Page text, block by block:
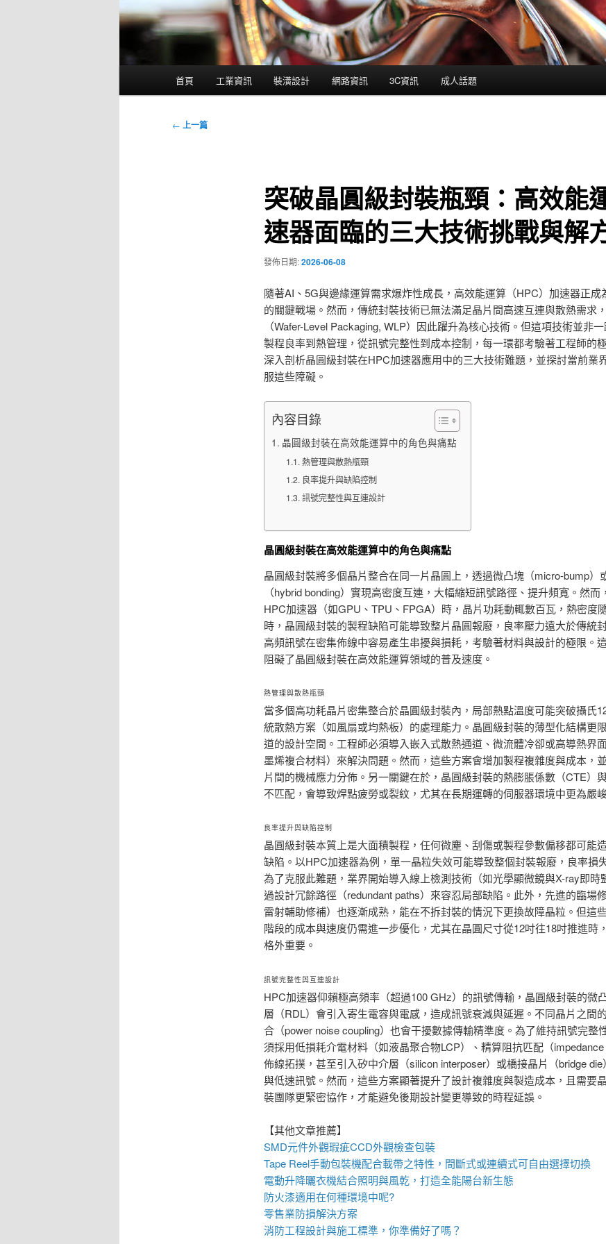
首頁 工業資訊 裝潢設計 網路資訊 3C資訊 成人話題
文
← 上一篇
突破晶圓級封裝瓶頸：高效能
速器面臨的三大技術挑戰與解
發佈日期:2026-06-08
隨著AI、5G與邊緣運算需求爆炸性成長，高效能運算（HPC）加速器正成
的關鍵戰場。然而，傳統封裝技術已無法滿足晶片間高速互連與散熱需求
（Wafer-Level Packaging, WLP）因此躍升為核心技術。但這項技術並
製程良率到熱管理，從訊號完整性到成本控制，每一環都考驗著工程師的
深入剖析晶圓級封裝在HPC加速器應用中的三大技術難題，並探討當前業
服這些障礙。
內容目錄
晶圓級封裝在高效能運算中的角色與痛點
熱管理與散熱瓶頸
良率提升與缺陷控制
訊號完整性與互連設計
晶圓級封裝在高效能運算中的角色與痛點
晶圓級封裝將多個晶片整合在同一片晶圓上，透過微凸塊（micro-bump）
（hybrid bonding）實現高密度互連，大幅縮短訊號路徑、提升頻寬。然而
HPC加速器（如GPU、TPU、FPGA）時，晶片功耗動輒數百瓦，熱密度
時，晶圓級封裝的製程缺陷可能導致整片晶圓報廢，良率壓力遠大於傳統
高頻訊號在密集佈線中容易產生串擾與損耗，考驗著材料與設計的極限。
阻礙了晶圓級封裝在高效能運算領域的普及速度。
熱管理與散熱瓶頸
當多個高功耗晶片密集整合於晶圓級封裝內，局部熱點溫度可能突破攝氏
統散熱方案（如風扇或均熱板）的處理能力。晶圓級封裝的薄型化結構更
道的設計空間。工程師必須導入嵌入式散熱通道、微流體冷卻或高導熱界
墨烯複合材料）來解決問題。然而，這些方案會增加製程複雜度與成本，
片間的機械應力分佈。另一關鍵在於，晶圓級封裝的熱膨脹係數（CTE）
不匹配，會導致焊點疲勞或裂紋，尤其在長期運轉的伺服器環境中更為嚴
良率提升與缺陷控制
晶圓級封裝本質上是大面積製程，任何微塵、刮傷或製程參數偏移都可能
缺陷。以HPC加速器為例，單一晶粒失效可能導致整個封裝報廢，良率損
為了克服此難題，業界開始導入線上檢測技術（如光學顯微鏡與X-ray即時
過設計冗餘路徑（redundant paths）來容忍局部缺陷。此外，先進的臨場
雷射輔助修補）也逐漸成熟，能在不拆封裝的情況下更換故障晶粒。但這
階段的成本與速度仍需進一步優化，尤其在晶圓尺寸從12吋往18吋推進時
格外重要。
訊號完整性與互連設計
HPC加速器仰賴極高頻率（超過100 GHz）的訊號傳輸，晶圓級封裝的微
層（RDL）會引入寄生電容與電感，造成訊號衰減與延遲。不同晶片之間
合（power noise coupling）也會干擾數據傳輸精準度。為了維持訊號完整
須採用低損耗介電材料（如液晶聚合物LCP）、精算阻抗匹配（
佈線拓撲，甚至引入矽中介層（silicon interposer）或橋接晶片（bridge
與低速訊號。然而，這些方案顯著提升了設計複雜度與製造成本，且需要
裝團隊更緊密協作，才能避免後期設計變更導致的時程延誤。
【其他文章推薦】
SMD元件外觀瑕疵CCD外觀檢查包裝
Tape Reel手動包裝機配合載帶之特性，間斷式或連續式可自由選擇切換
電動升降曬衣機結合照明與風乾，打造全能陽台新生態
防火漆適用在何種環境中呢?
零售業防損解決方案
消防工程設計與施工標準，你準備好了嗎？